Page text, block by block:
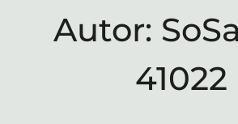
Autor:
41022